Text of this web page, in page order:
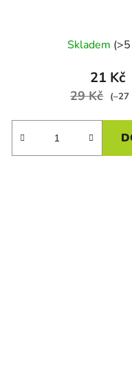
Skladem
21 Kč
29 Kč (–27